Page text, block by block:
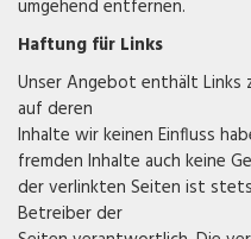
umgehend entfernen.
Haftung für Links
Unser Angebot enthält
auf deren
Inhalte wir keinen Einfluss
fremden Inhalte auch keine
der verlinkten Seiten ist
Betreiber der